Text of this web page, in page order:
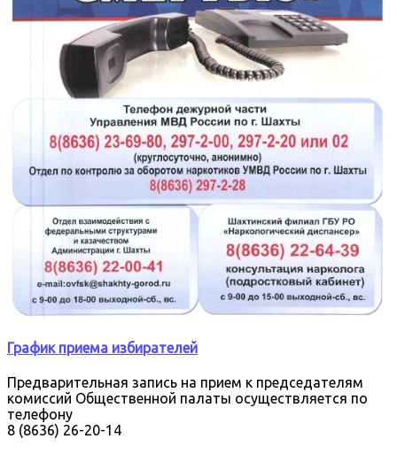
График приема избирателей
Предварительная запись на прием к председателям
комиссий Общественной палаты осуществляется по
телефону
8 (8636) 26-20-14